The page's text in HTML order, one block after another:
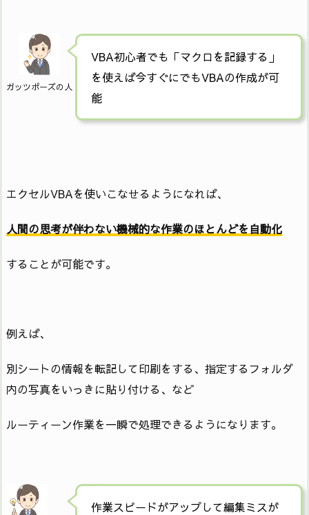
ガッツポーズの人
VBA初心者でも「マクロを記録する」
を使えば今すぐにでもVBAの作成が可
能
エクセルVBAを使いこなせるようになれば、
人間の思考が伴わない機械的な作業のほとんどを自動化
することが可能です。
例えば、
別シートの情報を転記して印刷をする、指定するフォルダ
内の写真をいっきに貼り付ける、など
ルーティーン作業を一瞬で処理できるようになります。
作業スピードがアップして編集ミスが